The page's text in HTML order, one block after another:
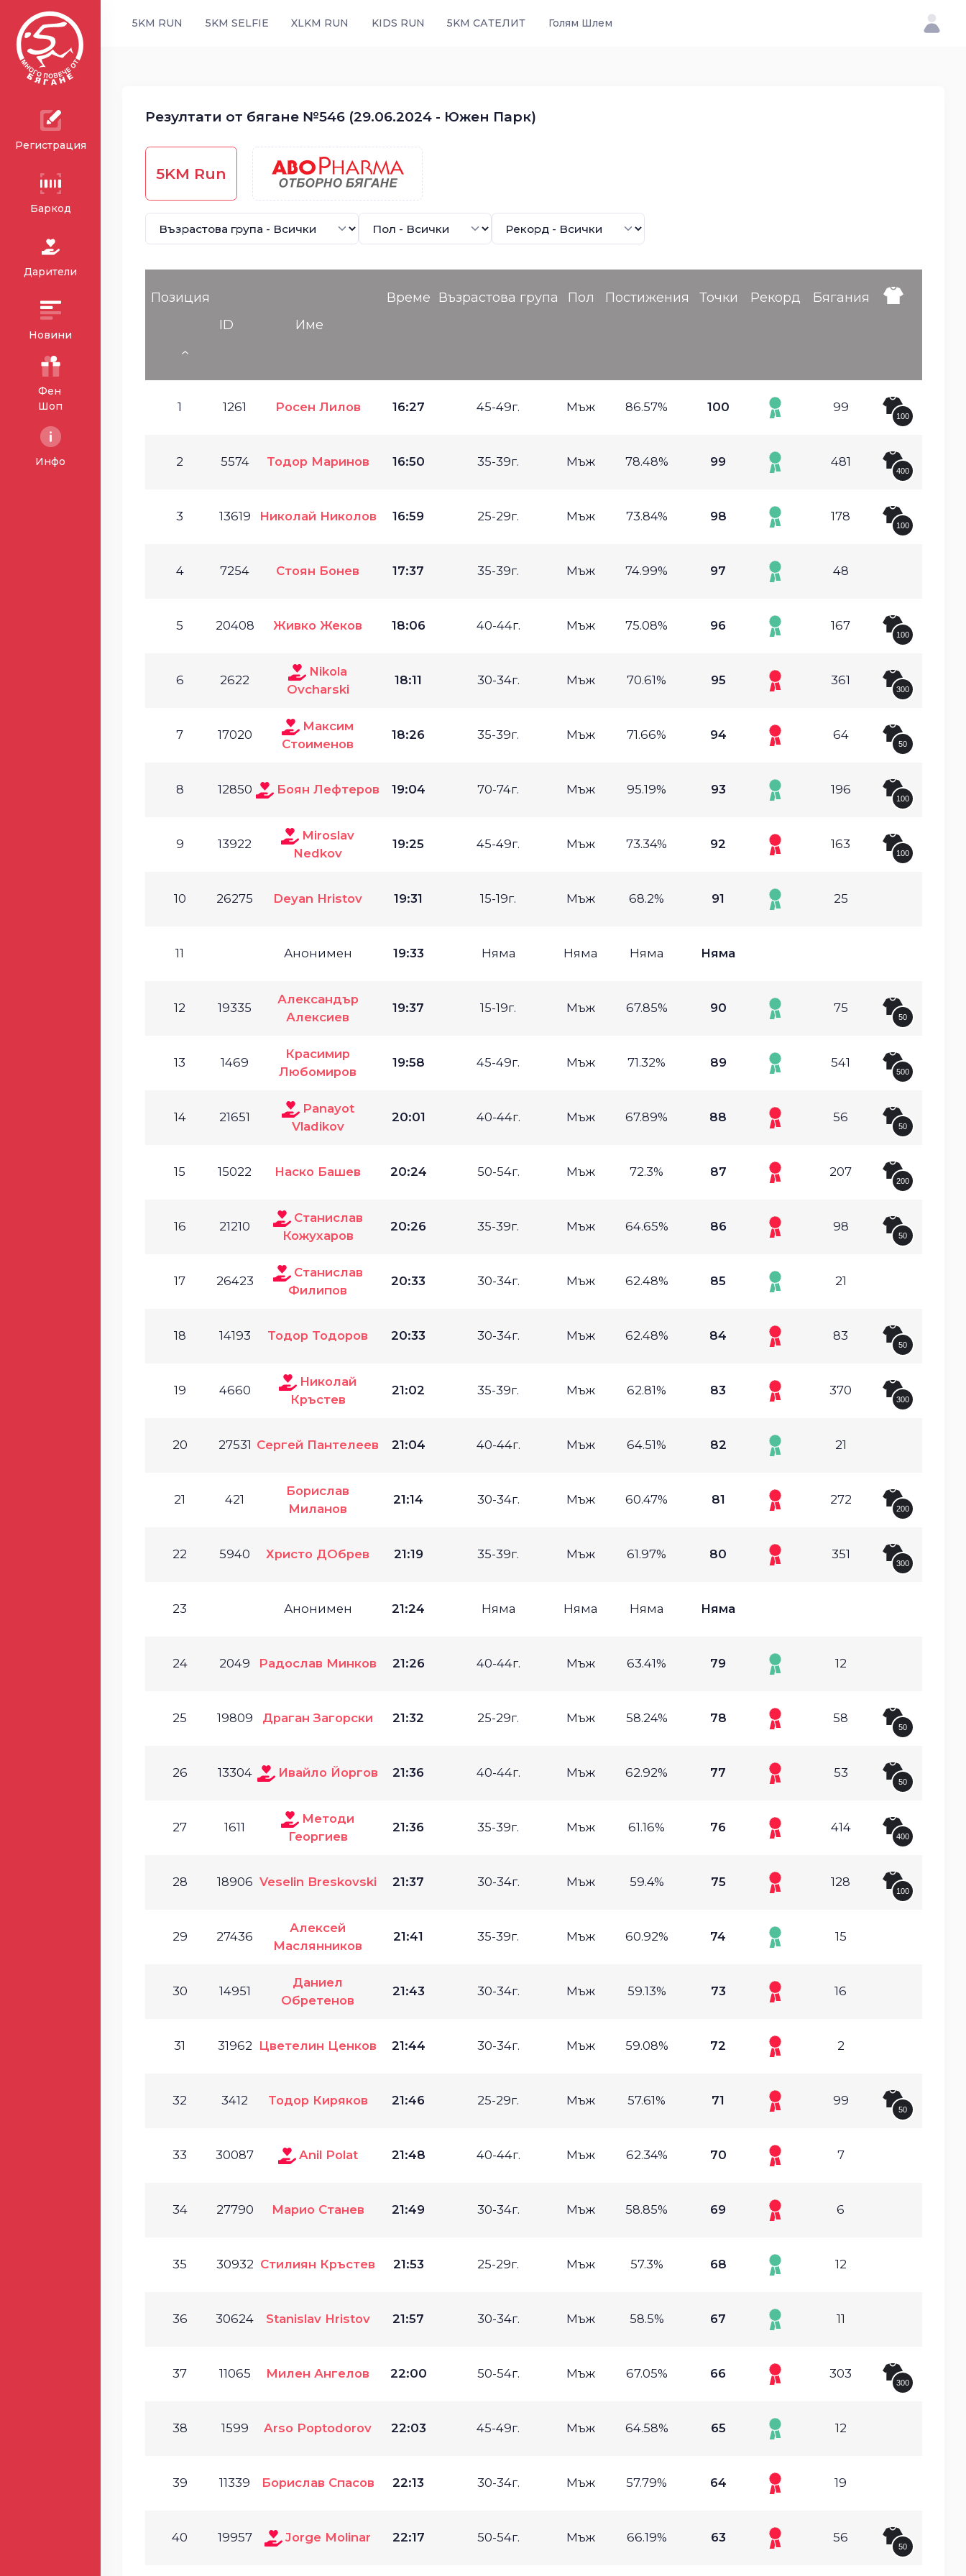
Регистрация
Баркод
Дарители
Новини
Фен
Шоп
Инфо
5KM RUN 5KM SELFIE XLKM RUN KIDS RUN 5KM САТЕЛИТ Голям Шлем
Резултати от бягане №546 (29.06.2024 - Южен Парк)
5KM Run
Позиция
ID
Име
Време Възрастова група Пол Постижения Точки Рекорд Бягания
1 1261 Росен Лилов 16:27 45-49г. Мъж 86.57% 100 99
100
2 5574 Тодор Маринов 16:50 35-39г. Мъж 78.48% 99 481
400
3 13619 Николай Николов 16:59 25-29г. Мъж 73.84% 98 178
100
4 7254 Стоян Бонев 17:37 35-39г. Мъж 74.99% 97 48
5 20408 Живко Жеков 18:06 40-44г. Мъж 75.08% 96 167
100
6 2622
Nikola
Ovcharski
18:11 30-34г. Мъж 70.61% 95 361
300
7 17020
Максим
Стоименов
18:26 35-39г. Мъж 71.66% 94 64
50
8 12850 Боян Лефтеров 19:04 70-74г. Мъж 95.19% 93 196
100
9 13922
Miroslav
Nedkov
19:25 45-49г. Мъж 73.34% 92 163
100
10 26275 Deyan Hristov 19:31 15-19г. Мъж 68.2% 91 25
11 Анонимен 19:33 Няма Няма Няма Няма
12 19335
Александър
Алексиев
19:37 15-19г. Мъж 67.85% 90 75
50
13 1469
Красимир
Любомиров
19:58 45-49г. Мъж 71.32% 89 541
500
14 21651
Panayot
Vladikov
20:01 40-44г. Мъж 67.89% 88 56
50
15 15022 Наско Башев 20:24 50-54г. Мъж 72.3% 87 207
200
16 21210
Станислав
Кожухаров
20:26 35-39г. Мъж 64.65% 86 98
50
17 26423
Станислав
Филипов
20:33 30-34г. Мъж 62.48% 85 21
18 14193 Тодор Тодоров 20:33 30-34г. Мъж 62.48% 84 83
50
19 4660
Николай
Кръстев
21:02 35-39г. Мъж 62.81% 83 370
300
20 27531 Сергей Пантелеев 21:04 40-44г. Мъж 64.51% 82 21
21 421
Борислав
Миланов
21:14 30-34г. Мъж 60.47% 81 272
200
22 5940 Христо ДОбрев 21:19 35-39г. Мъж 61.97% 80 351
300
23 Анонимен 21:24 Няма Няма Няма Няма
24 2049 Радослав Минков 21:26 40-44г. Мъж 63.41% 79 12
25 19809 Драган Загорски 21:32 25-29г. Мъж 58.24% 78 58
50
26 13304 Ивайло Йоргов 21:36 40-44г. Мъж 62.92% 77 53
50
27 1611
Методи
Георгиев
21:36 35-39г. Мъж 61.16% 76 414
400
28 18906 Veselin Breskovski 21:37 30-34г. Мъж 59.4% 75 128
100
29 27436
Алексей
Маслянников
21:41 35-39г. Мъж 60.92% 74 15
30 14951
Даниел
Обретенов
21:43 30-34г. Мъж 59.13% 73 16
31 31962 Цветелин Ценков 21:44 30-34г. Мъж 59.08% 72 2
32 3412 Тодор Киряков 21:46 25-29г. Мъж 57.61% 71 99
50
33 30087 Anil Polat 21:48 40-44г. Мъж 62.34% 70 7
34 27790 Марио Станев 21:49 30-34г. Мъж 58.85% 69 6
35 30932 Стилиян Кръстев 21:53 25-29г. Мъж 57.3% 68 12
36 30624 Stanislav Hristov 21:57 30-34г. Мъж 58.5% 67 11
37 11065 Милен Ангелов 22:00 50-54г. Мъж 67.05% 66 303
300
38 1599 Arso Poptodorov 22:03 45-49г. Мъж 64.58% 65 12
39 11339 Борислав Спасов 22:13 30-34г. Мъж 57.79% 64 19
40 19957 Jorge Molinar 22:17 50-54г. Мъж 66.19% 63 56
50